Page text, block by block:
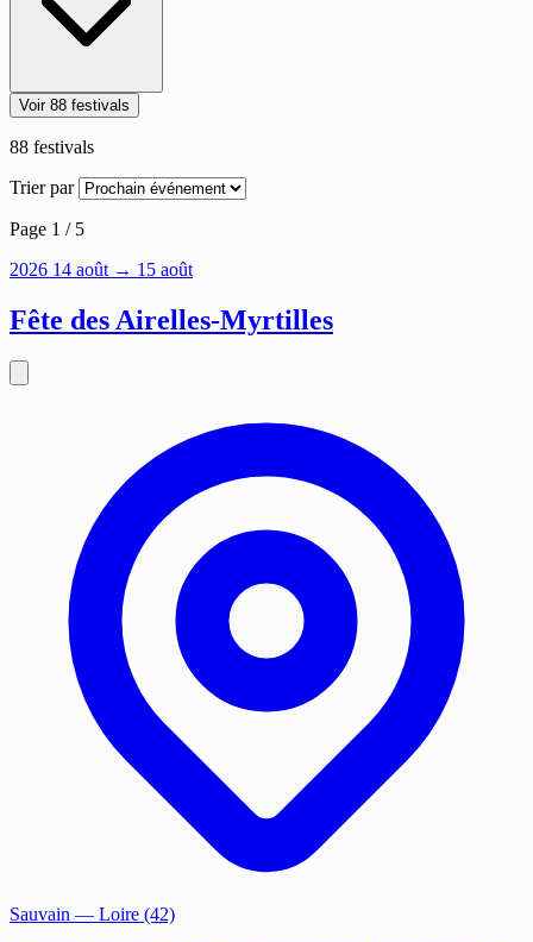
Voir 88 festivals
88 festivals
Trier par
Page 1 / 5
2026 14 août → 15 août
Fête des Airelles-Myrtilles
Sauvain — Loire (42)